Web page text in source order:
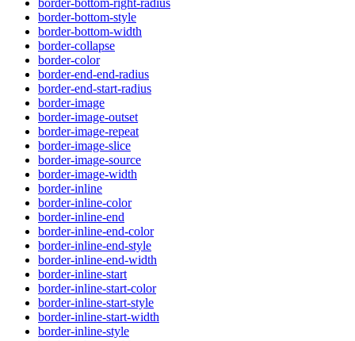
border-bottom-style
border-bottom-width
border-collapse
border-color
border-end-end-radius
border-end-start-radius
border-image
border-image-outset
border-image-repeat
border-image-slice
border-image-source
border-image-width
border-inline
border-inline-color
border-inline-end
border-inline-end-color
border-inline-end-style
border-inline-end-width
border-inline-start
border-inline-start-color
border-inline-start-style
border-inline-start-width
border-inline-style